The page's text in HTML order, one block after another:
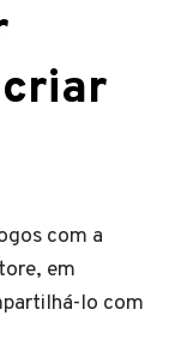
com a
em
lo com